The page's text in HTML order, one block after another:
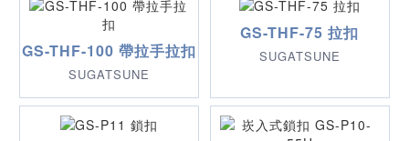
GS-THF-100 帶拉手拉扣
SUGATSUNE
GS-THF-75 拉扣
SUGATSUNE